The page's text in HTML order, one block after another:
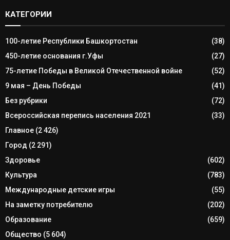
КАТЕГОРИИ
100-летие Республики Башкортостан
(38)
450-летие основания г.Уфы
(27)
75-летие Победы в Великой Отечественной войне
(52)
9 мая – День Победы
(41)
Без рубрики
(72)
Всероссийская перепись населения 2021
(33)
Главное (2 426)
Город (2 291)
Здоровье
(602)
Культура
(783)
Международные детские игры
(55)
На заметку потребителю
(202)
Образование
(659)
Общество (5 604)